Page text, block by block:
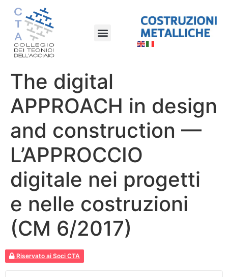
The digital
APPROACH in design
and construction —
L’APPROCCIO
digitale nei progetti
e nelle costruzioni
(CM 6/2017)
Riservato ai Soci CTA